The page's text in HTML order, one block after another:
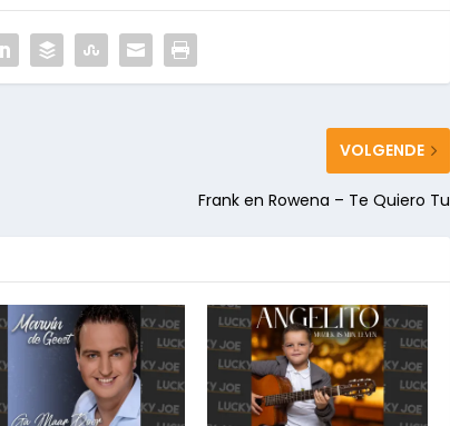
VOLGENDE
Frank en Rowena – Te Quiero Tu